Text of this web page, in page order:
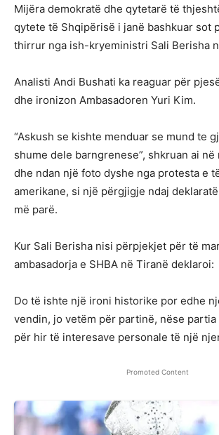
Mijëra demokratë dhe qytetarë të
qytete të Shqipërisë i janë bashkuar sot
thirrur nga ish-kryeministri Sali Berisha
Analisti Andi Bushati ka reaguar për
dhe ironizon Ambasadoren Yuri Kim.
“Askush se kishte menduar se mund te
shume dele barngrenese”, shkruan ai
dhe ndan një foto dyshe nga protesta e
amerikane, si një përgjigje ndaj
më parë.
Kur Sali Berisha nisi përpjekjet për të
ambasadorja e SHBA në Tiranë deklaroi:
Do të ishte një ironi historike por edhe
vendin, jo vetëm për partinë, nëse
për hir të interesave personale të një
Promoted Content